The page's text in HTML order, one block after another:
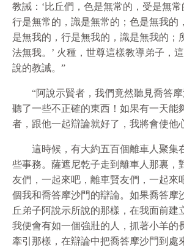
教誡：‘比丘們，色是無常的，受是無常
行是無常的，識是無常的；色是無我的
是無我的，行是無我的，識是無我的；
法無我。’ 火種，世尊這樣教導弟子，
說的教誡。”
“阿說示賢者，我們竟然聽見喬答摩
聽了一些不正確的東西！如果有一天能
者，跟他一起辯論就好了，我將會使他
這時候，有大約五百個離車人聚集
些事務。薩遮尼乾子走到離車人那裏，
友們，一起來吧，離車賢友們，一起來
個我和喬答摩沙門的辯論。如果喬答摩
丘弟子阿說示所說的那樣，在我面前建
我便會有如一個強壯的人，抓著小羊的
牽引那樣，在辯論中把喬答摩沙門到處